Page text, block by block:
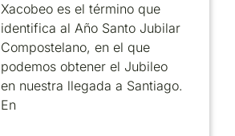
Xacobeo es el término que
identifica al Año Santo Jubilar
Compostelano, en el que
podemos obtener el Jubileo
en nuestra llegada a Santiago.
En